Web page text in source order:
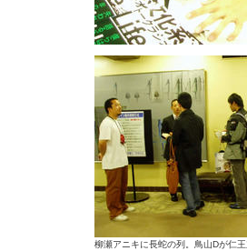
柳瀬アニキに長蛇の列。鳥山Dが仁